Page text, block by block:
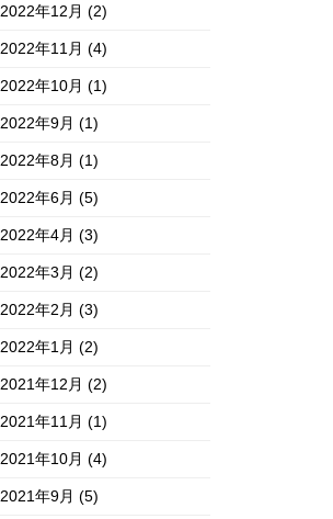
2022年12月(2)
2022年11月(4)
2022年10月(1)
2022年9月(1)
2022年8月(1)
2022年6月(5)
2022年4月(3)
2022年3月(2)
2022年2月(3)
2022年1月(2)
2021年12月(2)
2021年11月(1)
2021年10月(4)
2021年9月(5)